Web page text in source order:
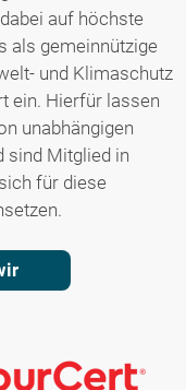
auf höchste
als gemeinnützige
und Klimaschutz
ein. Hierfür lassen
unabhängigen
sind Mitglied in
für diese